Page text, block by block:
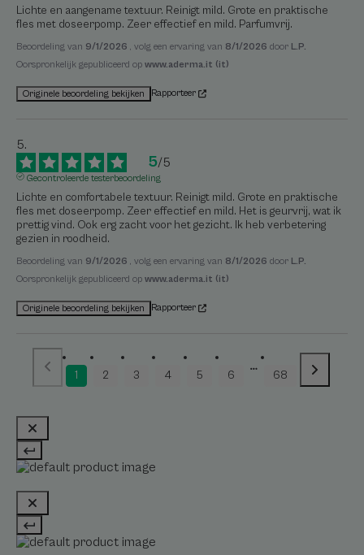
Lichte en aangename textuur. Reinigt mild. Grote en praktische
fles met doseerpomp. Zeer effectief en mild. Parfumvrij.
Beoordeling van 9/1/2026 , volg een ervaring van 8/1/2026 door L.P.
Oorspronkelijk gepubliceerd op www.aderma.it (it)
Originele beoordeling bekijken Rapporteer
5/5
Gecontroleerde testerbeoordeling
Lichte en comfortabele textuur. Reinigt mild. Grote en praktische
fles met doseerpomp. Zeer effectief en mild. Het is geurvrij, wat ik
prettig vind. Ook erg zacht voor het gezicht. Ik heb verbetering
gezien in roodheid.
Beoordeling van 9/1/2026 , volg een ervaring van 8/1/2026 door L.P.
Oorspronkelijk gepubliceerd op www.aderma.it (it)
Originele beoordeling bekijken Rapporteer
1 2 3 4 5 6 68